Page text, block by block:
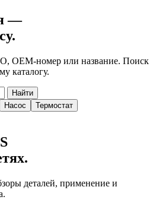
—
OEM-номер или название. Поиск
каталогу.
Найти
Насос Термостат
деталей, применение и